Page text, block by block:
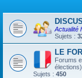
Actualité
Sujets :
LE
Forums
élections)
Sujets : 450